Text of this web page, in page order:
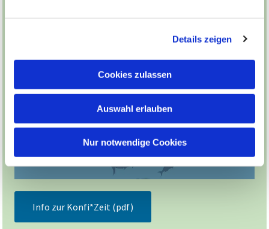
Details zeigen
Cookies zulassen
Auswahl erlauben
Nur notwendige Cookies
Info zur Konfi*Zeit (pdf)